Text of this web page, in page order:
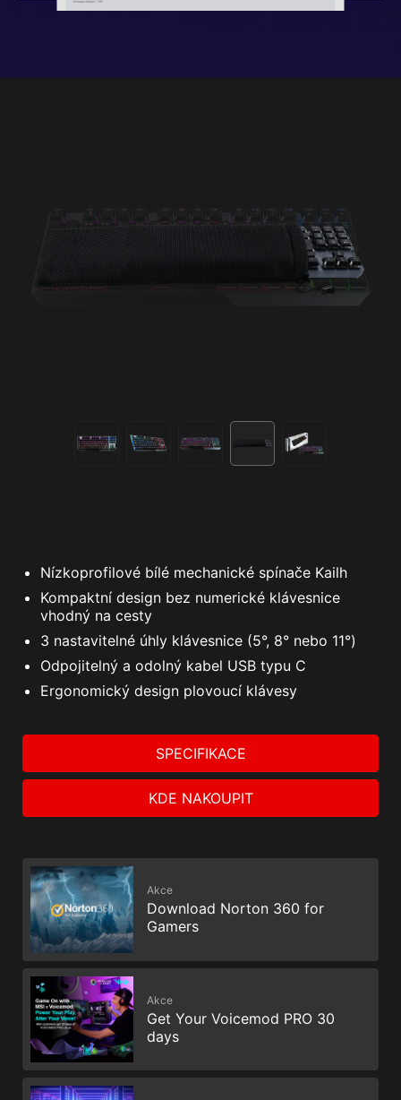
Nízkoprofilové bílé mechanické spínače Kailh
Kompaktní design bez numerické klávesnice
vhodný na cesty
3 nastavitelné úhly klávesnice (5°, 8° nebo 11°)
Odpojitelný a odolný kabel USB typu C
Ergonomický design plovoucí klávesy
SPECIFIKACE
KDE NAKOUPIT
Akce
Download Norton 360 for
Gamers
Akce
Get Your Voicemod PRO 30
days